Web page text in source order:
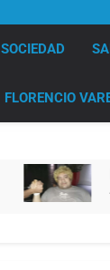
SOCIEDAD
FLORENCIO
La
7 Horas